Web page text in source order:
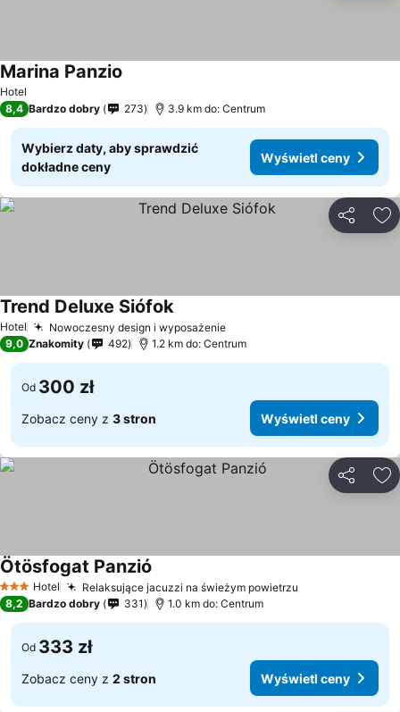
Hotel
Marina Panzio
8,4 Bardzo dobry 273 3.9 km do: Centrum
Wybierz daty, aby sprawdzić
dokładne ceny
Wyświetl ceny
Hotel Nowoczesny design i wyposażenie
Trend Deluxe Siófok
9,0 Znakomity 492 1.2 km do: Centrum
Od 300 zł
Zobacz ceny z 3 stron Wyświetl ceny
3 Kategoria
Hotel Relaksujące jacuzzi na świeżym powietrzu
Ötösfogat Panzió
8,2 Bardzo dobry 331 1.0 km do: Centrum
Od 333 zł
Zobacz ceny z 2 stron Wyświetl ceny